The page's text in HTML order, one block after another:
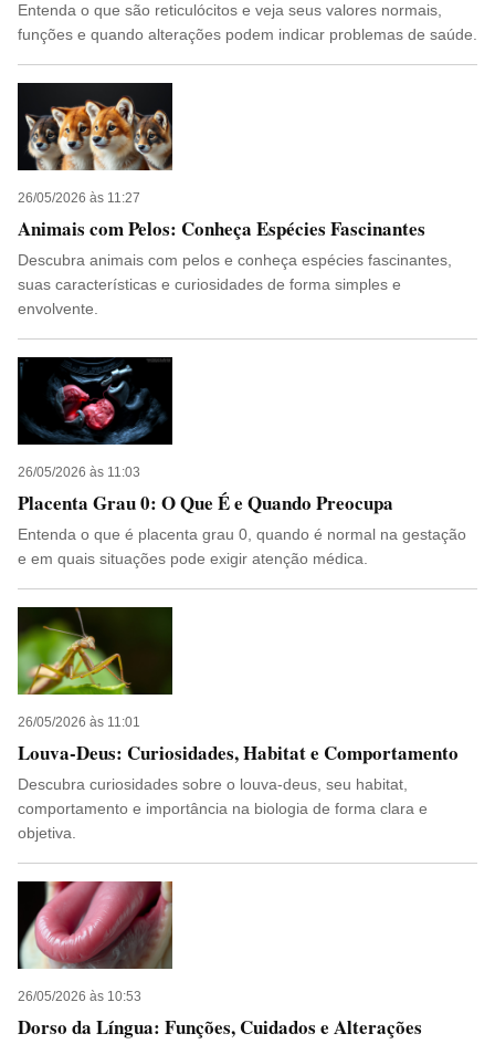
Entenda o que são reticulócitos e veja seus valores normais,
funções e quando alterações podem indicar problemas de saúde.
26/05/2026 às 11:27
Animais com Pelos: Conheça Espécies Fascinantes
Descubra animais com pelos e conheça espécies fascinantes,
suas características e curiosidades de forma simples e
envolvente.
26/05/2026 às 11:03
Placenta Grau 0: O Que É e Quando Preocupa
Entenda o que é placenta grau 0, quando é normal na gestação
e em quais situações pode exigir atenção médica.
26/05/2026 às 11:01
Louva-Deus: Curiosidades, Habitat e Comportamento
Descubra curiosidades sobre o louva-deus, seu habitat,
comportamento e importância na biologia de forma clara e
objetiva.
26/05/2026 às 10:53
Dorso da Língua: Funções, Cuidados e Alterações